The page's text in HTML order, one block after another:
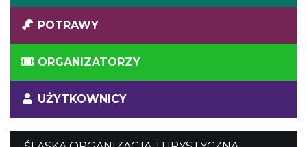
POTRAWY
ORGANIZATORZY
UŻYTKOWNICY